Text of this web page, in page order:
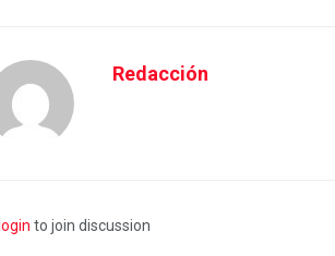
Redacción
login to join discussion